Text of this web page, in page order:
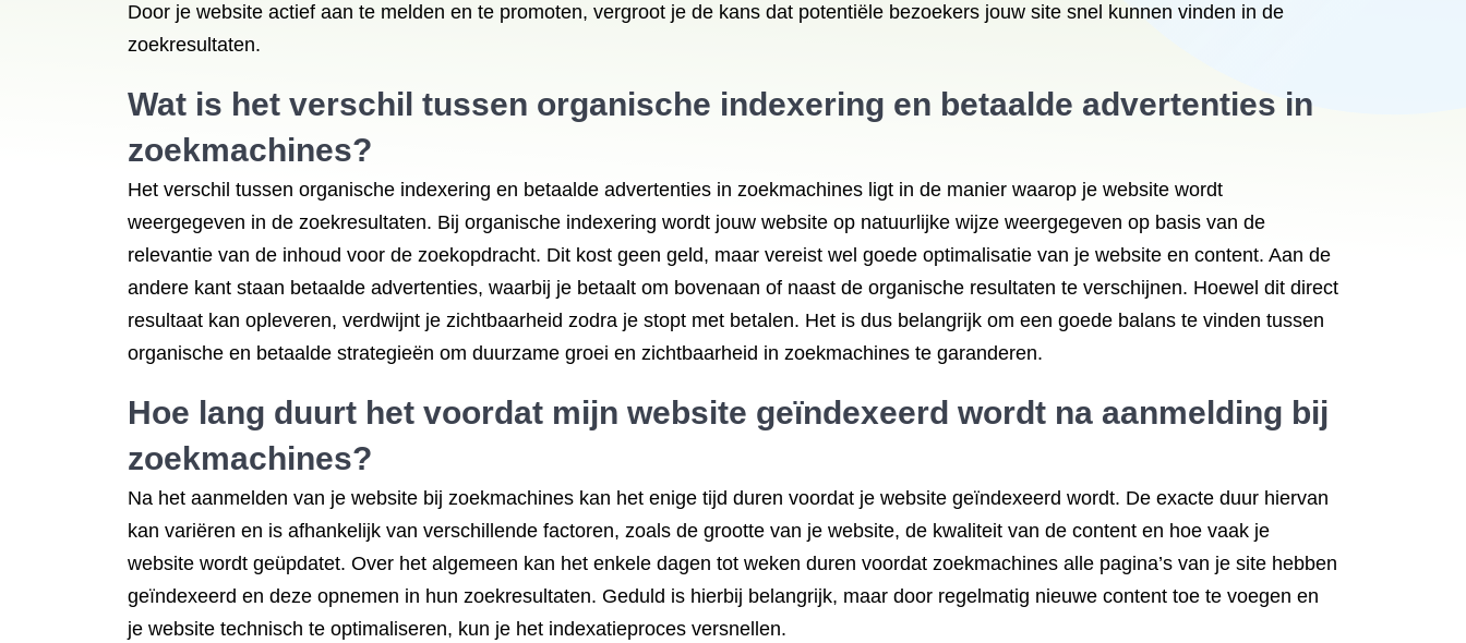
Door je website actief aan te melden en te promoten, vergroot je de kans dat potentiële bezoekers jouw site snel kunnen vinden in de
zoekresultaten.
Wat is het verschil tussen organische indexering en betaalde advertenties in
zoekmachines?
Het verschil tussen organische indexering en betaalde advertenties in zoekmachines ligt in de manier waarop je website wordt
weergegeven in de zoekresultaten. Bij organische indexering wordt jouw website op natuurlijke wijze weergegeven op basis van de
relevantie van de inhoud voor de zoekopdracht. Dit kost geen geld, maar vereist wel goede optimalisatie van je website en content. Aan de
andere kant staan betaalde advertenties, waarbij je betaalt om bovenaan of naast de organische resultaten te verschijnen. Hoewel dit direct
resultaat kan opleveren, verdwijnt je zichtbaarheid zodra je stopt met betalen. Het is dus belangrijk om een goede balans te vinden tussen
organische en betaalde strategieën om duurzame groei en zichtbaarheid in zoekmachines te garanderen.
Hoe lang duurt het voordat mijn website geïndexeerd wordt na aanmelding bij
zoekmachines?
Na het aanmelden van je website bij zoekmachines kan het enige tijd duren voordat je website geïndexeerd wordt. De exacte duur hiervan
kan variëren en is afhankelijk van verschillende factoren, zoals de grootte van je website, de kwaliteit van de content en hoe vaak je
website wordt geüpdatet. Over het algemeen kan het enkele dagen tot weken duren voordat zoekmachines alle pagina’s van je site hebben
geïndexeerd en deze opnemen in hun zoekresultaten. Geduld is hierbij belangrijk, maar door regelmatig nieuwe content toe te voegen en
je website technisch te optimaliseren, kun je het indexatieproces versnellen.